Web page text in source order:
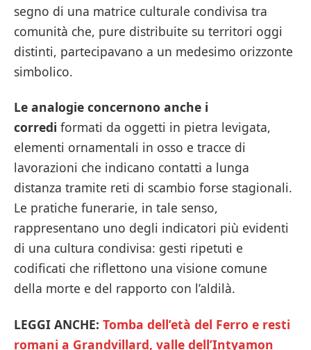
segno di una matrice culturale condivisa tra
comunità che, pure distribuite su territori oggi
distinti, partecipavano a un medesimo orizzonte
simbolico.
Le analogie concernono anche i
corredi formati da oggetti in pietra levigata,
elementi ornamentali in osso e tracce di
lavorazioni che indicano contatti a lunga
distanza tramite reti di scambio forse stagionali.
Le pratiche funerarie, in tale senso,
rappresentano uno degli indicatori più evidenti
di una cultura condivisa: gesti ripetuti e
codificati che riflettono una visione comune
della morte e del rapporto con l’aldilà.
LEGGI ANCHE: Tomba dell’età del Ferro e resti
romani a Grandvillard, valle dell’Intyamon